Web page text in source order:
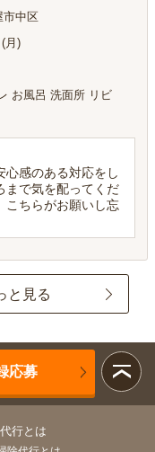
市中区
月)
お風呂 洗面所 リビ
心感のある対応をし
まで気を配ってくだ
こちらがお願いし忘
と見る
応募
行とは